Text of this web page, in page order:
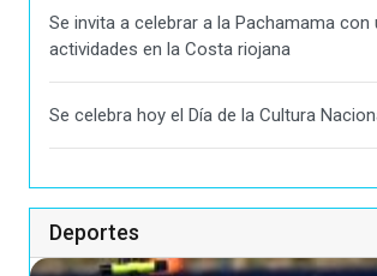
Se invita a celebrar a la Pachamama con
actividades en la Costa riojana
Se celebra hoy el Día de la Cultura
Deportes